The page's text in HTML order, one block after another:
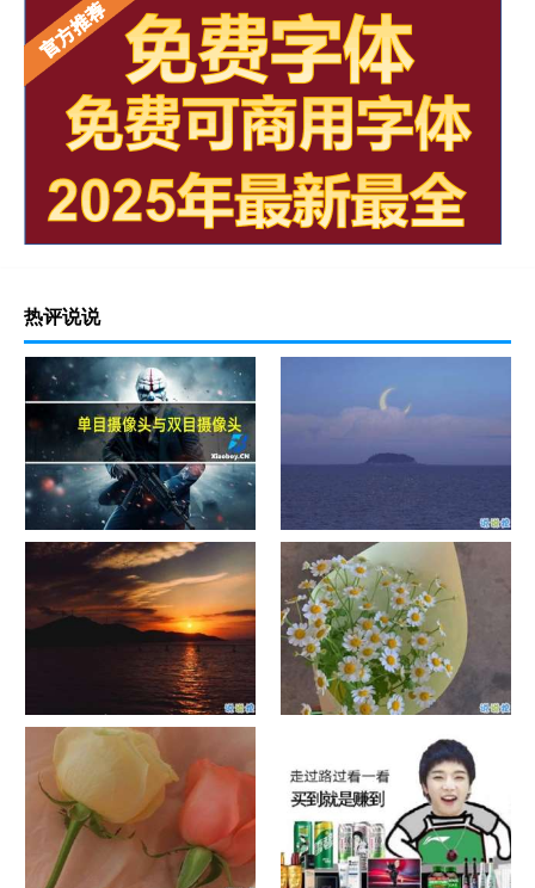
热评说说
单目摄像头与双目摄像头
晚安励志语录带图片 晚安心语
励志鸡汤
日出文案温柔句子 看日出的微
信说说配图
晒风景照的唯美说说配图 适合
发风景的朋友圈文案